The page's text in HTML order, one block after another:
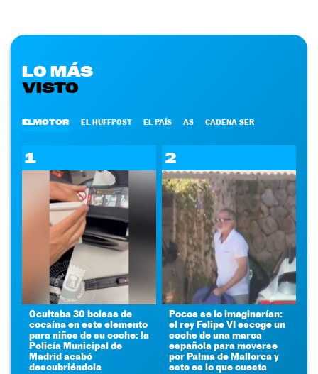
LO MÁS
VISTO
ELMOTOR EL HUFFPOST EL PAÍS AS CADENA SER
1
Ocultaba 30 bolsas de
cocaína en este elemento
para niños de su coche: la
Policía Municipal de
Madrid acabó
descubriéndola
2
Pocos se lo imaginarían:
el rey Felipe VI escoge un
coche de una marca
española para moverse
por Palma de Mallorca y
esto es lo que cuesta